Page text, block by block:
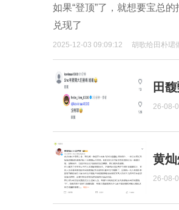
如果“登顶”了，就想要宝总
兑现了
2025-12-03 09:09:12 胡歌给田朴珺
田
26-08-
黄
26-08-